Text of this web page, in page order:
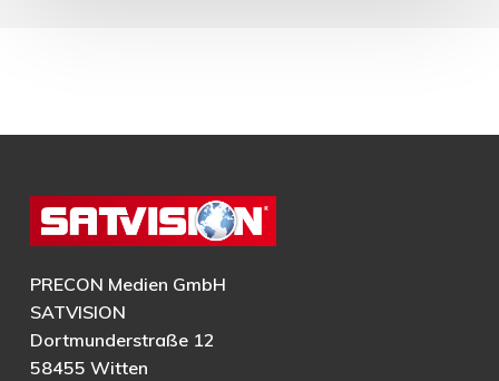
PRECON Medien GmbH
SATVISION
Dortmunderstraße 12
58455 Witten